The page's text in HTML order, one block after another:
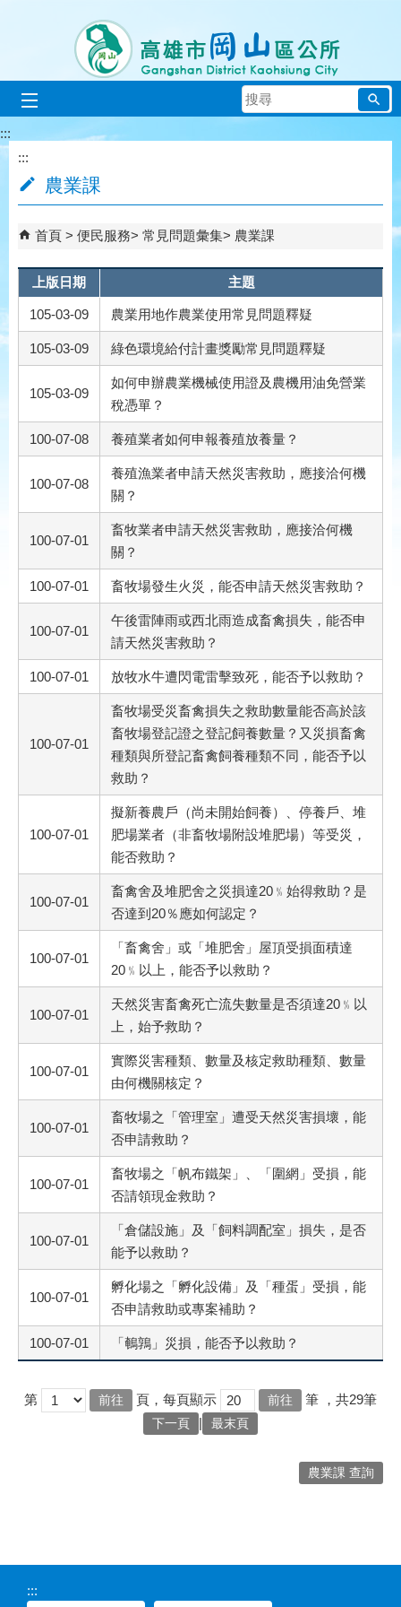
跳到主要內容區塊
搜
尋
:::
:::
農業課
首頁 便民服務 常見問題彙集 農業課
上版日期 主題
105-03-09 農業用地作農業使用常見問題釋疑
105-03-09 綠色環境給付計畫獎勵常見問題釋疑
105-03-09
如何申辦農業機械使用證及農機用油免營業
稅憑單？
100-07-08 養殖業者如何申報養殖放養量？
100-07-08
養殖漁業者申請天然災害救助，應接洽何機
關？
100-07-01
畜牧業者申請天然災害救助，應接洽何機
關？
100-07-01 畜牧場發生火災，能否申請天然災害救助？
100-07-01
午後雷陣雨或西北雨造成畜禽損失，能否申
請天然災害救助？
100-07-01 放牧水牛遭閃電雷擊致死，能否予以救助？
100-07-01
畜牧場受災畜禽損失之救助數量能否高於該
畜牧場登記證之登記飼養數量？又災損畜禽
種類與所登記畜禽飼養種類不同，能否予以
救助？
100-07-01
擬新養農戶（尚未開始飼養）、停養戶、堆
肥場業者（非畜牧場附設堆肥場）等受災，
能否救助？
100-07-01
畜禽舍及堆肥舍之災損達20﹪始得救助？是
否達到20％應如何認定？
100-07-01
「畜禽舍」或「堆肥舍」屋頂受損面積達
20﹪以上，能否予以救助？
100-07-01
天然災害畜禽死亡流失數量是否須達20﹪以
上，始予救助？
100-07-01
實際災害種類、數量及核定救助種類、數量
由何機關核定？
100-07-01
畜牧場之「管理室」遭受天然災害損壞，能
否申請救助？
100-07-01
畜牧場之「帆布鐵架」、「圍網」受損，能
否請領現金救助？
100-07-01
「倉儲設施」及「飼料調配室」損失，是否
能予以救助？
100-07-01
孵化場之「孵化設備」及「種蛋」受損，能
否申請救助或專案補助？
100-07-01 「鵪鶉」災損，能否予以救助？
第 頁，每頁顯示 筆 ，共29筆
下一頁 | 最末頁
農業課 查詢
:::